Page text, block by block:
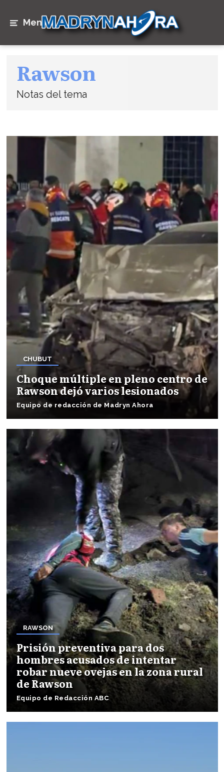
Menú
Rawson
Notas del tema
CHUBUT
Choque múltiple en pleno centro de
Rawson dejó varios lesionados
Equipo de redacción de Madryn Ahora
RAWSON
Prisión preventiva para dos
hombres acusados de intentar
robar nueve ovejas en la zona rural
de Rawson
Equipo de Redacción ABC